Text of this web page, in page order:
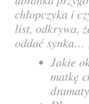
chłopczyka i
list, odkrywa,
oddać synka…
Jakie
matkę